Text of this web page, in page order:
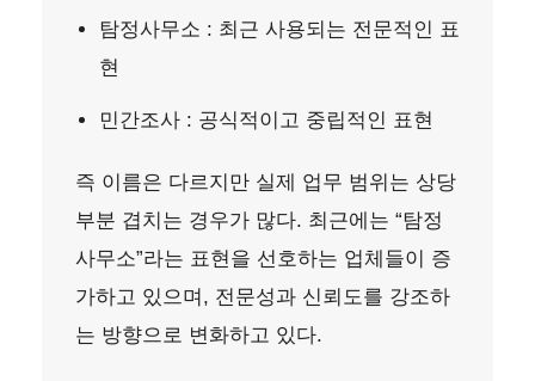
탐정사무소 : 최근 사용되는 전문적인 표
현
민간조사 : 공식적이고 중립적인 표현
즉 이름은 다르지만 실제 업무 범위는 상당
부분 겹치는 경우가 많다. 최근에는 “탐정
사무소”라는 표현을 선호하는 업체들이 증
가하고 있으며, 전문성과 신뢰도를 강조하
는 방향으로 변화하고 있다.